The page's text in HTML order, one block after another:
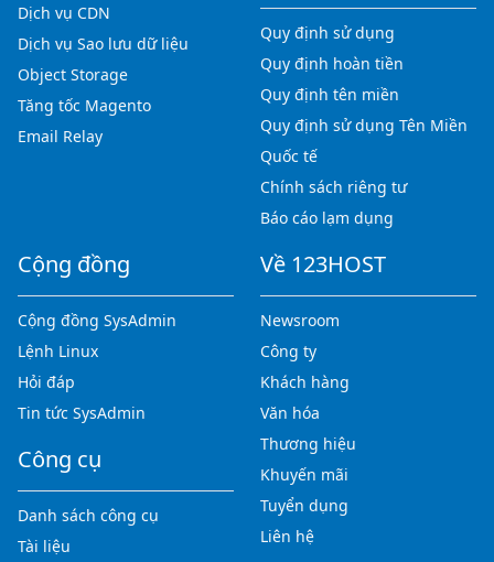
Dịch vụ CDN
Dịch vụ Sao lưu dữ liệu
Object Storage
Tăng tốc Magento
Email Relay
Quy định sử dụng
Quy định hoàn tiền
Quy định tên miền
Quy định sử dụng Tên Miền
Quốc tế
Chính sách riêng tư
Báo cáo lạm dụng
Cộng đồng
Cộng đồng SysAdmin
Lệnh Linux
Hỏi đáp
Tin tức SysAdmin
Công cụ
Danh sách công cụ
Tài liệu
Về 123HOST
Newsroom
Công ty
Khách hàng
Văn hóa
Thương hiệu
Khuyến mãi
Tuyển dụng
Liên hệ